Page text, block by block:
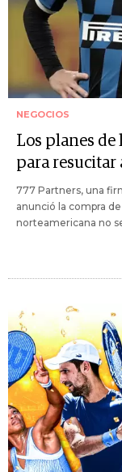
NEGOCIOS
Los planes de
para
777 Partners, una
anunció la compra
norteamericana no